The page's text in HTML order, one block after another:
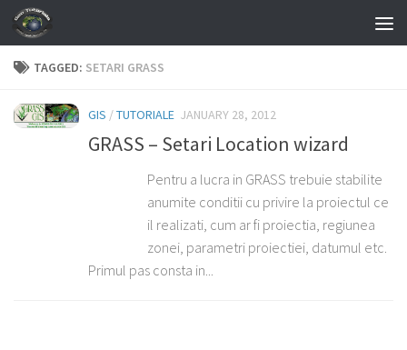
Skip to content
TAGGED: SETARI GRASS
GIS /TUTORIALE JANUARY 28, 2012
GRASS – Setari Location wizard
Pentru a lucra in GRASS trebuie stabilite
anumite conditii cu privire la proiectul ce
il realizati, cum ar fi proiectia, regiunea
zonei, parametri proiectiei, datumul etc.
Primul pas consta in...